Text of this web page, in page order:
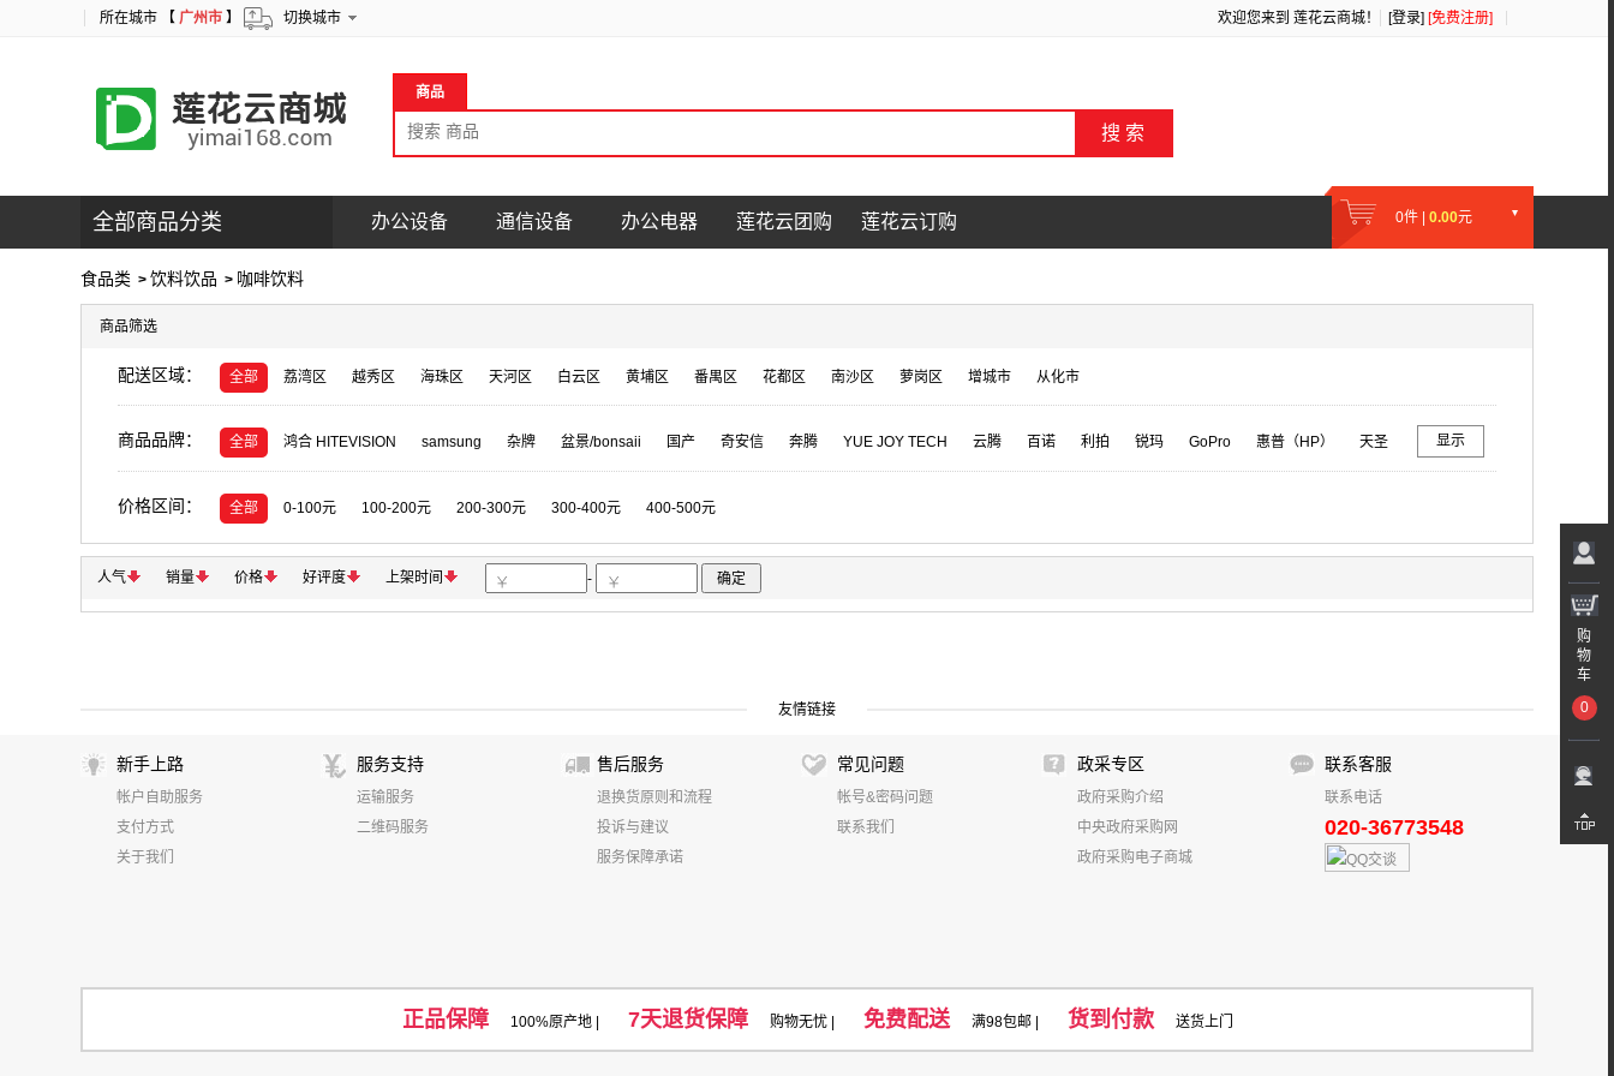
所在城市 【 广州市 】 切换城市 欢迎您来到 莲花云商城！ [登录] [免费注册]
商品
搜 索
全部商品分类 办公设备 通信设备 办公电器 莲花云团购 莲花云订购 0件 | 0.00元
食品类 > 饮料饮品 > 咖啡饮料
商品筛选
配送区域： 全部 荔湾区 越秀区 海珠区 天河区 白云区 黄埔区 番禺区 花都区 南沙区 萝岗区 增城市 从化市
商品品牌： 显示
全部 鸿合 HITEVISION samsung 杂牌 盆景/bonsaii 国产 奇安信 奔腾 YUE JOY TECH 云腾 百诺 利拍 锐玛 GoPro 惠普（HP）
天圣
碧海扬帆
金盾 艾弗 海尔/Haier DSPPA 海信/Hisense
价格区间： 全部 0-100元 100-200元 200-300元 300-400元 400-500元
人气 销量 价格 好评度 上架时间 - 确定
购
物
车
0
友情链接
新手上路
帐户自助服务
支付方式
关于我们
服务支持
运输服务
二维码服务
售后服务
退换货原则和流程
投诉与建议
服务保障承诺
常见问题
帐号&密码问题
联系我们
政采专区
政府采购介绍
中央政府采购网
政府采购电子商城
联系客服
联系电话
020-36773548
正品保障 100%原产地 7天退货保障 购物无忧 | 免费配送 满98包邮 | 货到付款 送货上门